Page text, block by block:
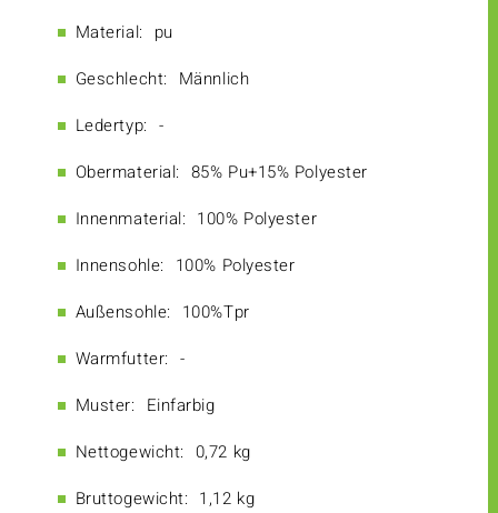
Material: pu
Geschlecht: Männlich
Ledertyp: -
Obermaterial: 85% Pu+15% Polyester
Innenmaterial: 100% Polyester
Innensohle: 100% Polyester
Außensohle: 100%Tpr
Warmfutter: -
Muster: Einfarbig
Nettogewicht: 0,72 kg
Bruttogewicht: 1,12 kg